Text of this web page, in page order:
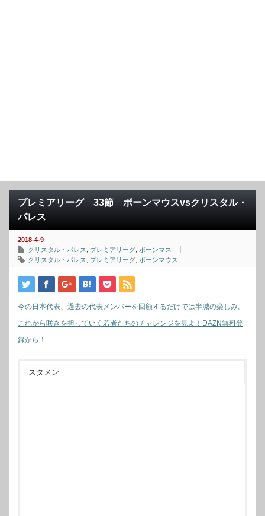
プレミアリーグ 33節 ボーンマウスvsクリスタル・
パレス
2018-4-9
クリスタル・パレス
プレミアリーグ ボーンマス
クリスタル・パレス
プレミアリーグ ボーンマウス
今の日本代表、過去の代表メンバーを回顧するだけでは半減の楽しみ。
これから咲きを担っていく若者たちのチャレンジを見よ！DAZN無料登
録から！
スタメン